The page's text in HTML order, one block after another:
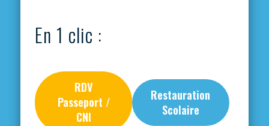
En 1 clic :
RDV
Passeport /
CNI
Restauration
Scolaire